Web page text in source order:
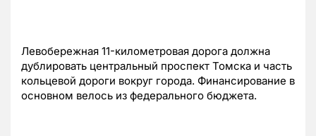
Левобережная 11-километровая дорога должна
дублировать центральный проспект Томска и часть
кольцевой дороги вокруг города. Финансирование в
основном велось из федерального бюджета.